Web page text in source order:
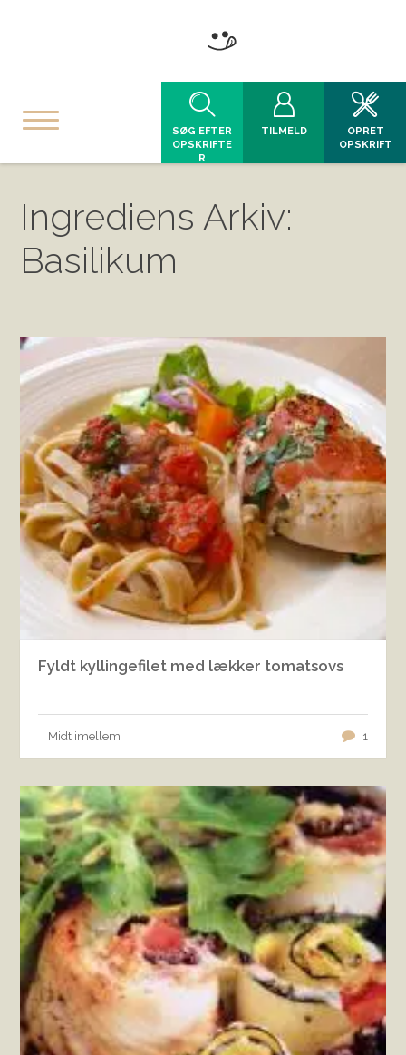
SØG EFTER
OPSKRIFTE
R
TILMELD
OPRET
OPSKRIFT
Ingrediens Arkiv:
Basilikum
Fyldt kyllingefilet med lækker tomatsovs
Midt imellem 1